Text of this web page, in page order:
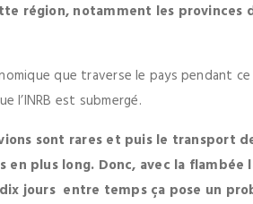
région, notamment les provinces
que traverse le pays pendant
l’INRB est submergé.
sont rares et puis le transport
plus long. Donc, avec la flambée là
jours entre temps ça pose un